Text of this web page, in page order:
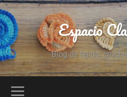
Espacio
Blog de tejido,